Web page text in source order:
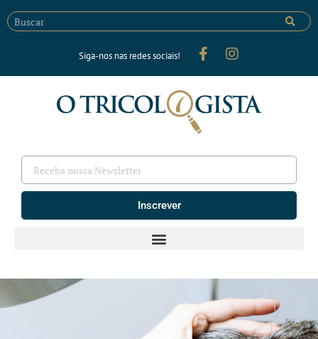
Siga-nos nas redes sociais!
Inscrever